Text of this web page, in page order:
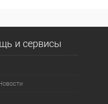
и сервисы